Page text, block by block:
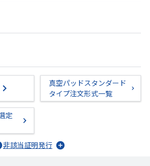
真空パッドスタンダード
タイプ注文形式一覧
定
非該当証明発行